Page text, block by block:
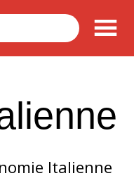
Italienne